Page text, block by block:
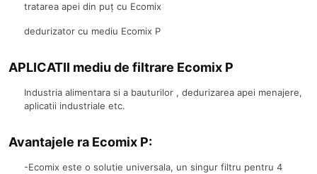
tratarea apei din puț cu Ecomix
dedurizator cu mediu Ecomix P
APLICATII mediu de filtrare Ecomix P
Industria alimentara si a bauturilor , dedurizarea apei menajere,
aplicatii industriale etc.
Avantajele ra Ecomix P:
-Ecomix este o solutie universala, un singur filtru pentru 4